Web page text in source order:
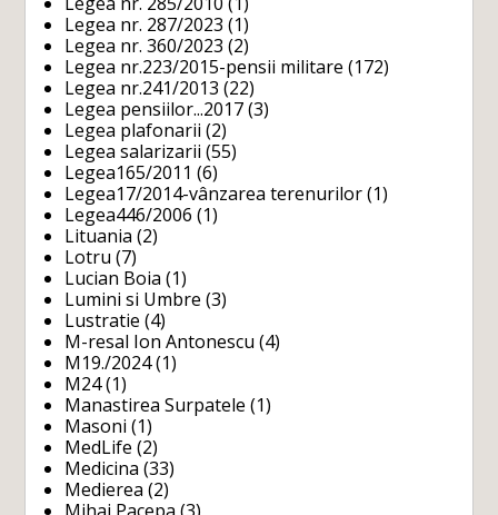
Legea nr. 287/2023 (1)
Legea nr. 360/2023 (2)
Legea nr.223/2015-pensii militare (172)
Legea nr.241/2013 (22)
Legea pensiilor...2017 (3)
Legea plafonarii (2)
Legea salarizarii (55)
Legea165/2011 (6)
Legea17/2014-vânzarea terenurilor (1)
Legea446/2006 (1)
Lituania (2)
Lotru (7)
Lucian Boia (1)
Lumini si Umbre (3)
Lustratie (4)
M-resal Ion Antonescu (4)
M19./2024(1)
M24(1)
Manastirea Surpatele (1)
Masoni (1)
MedLife (2)
Medicina (33)
Medierea (2)